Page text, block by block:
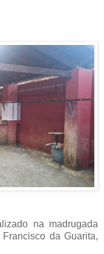
na madrugada
da Guarita,